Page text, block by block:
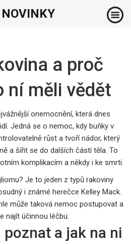
a proč
ní měli vědět
onemocnění, která dnes
Jedná se o nemoc, kdy buňky v
růst a tvoří nádor, který
a šířit se do dalších částí těla. To
komplikacím a někdy i ke smrti.
Je to jeden z typů rakoviny
i známé herečce Kelley Mack.
může taková nemoc postupovat a
najít účinnou léčbu.
a jak na ni